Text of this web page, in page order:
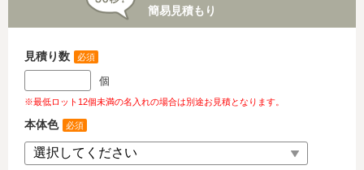
簡易見積もり
見積り数 必須
個
※最低ロット12個未満の名入れの場合は別途お見積となります。
本体色 必須